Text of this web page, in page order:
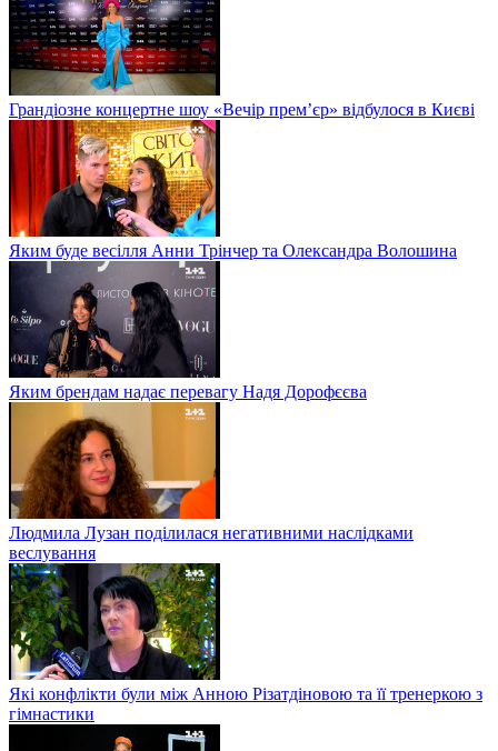
Грандіозне концертне шоу «Вечір прем’єр» відбулося в Києві
Яким буде весілля Анни Трінчер та Олександра Волошина
Яким брендам надає перевагу Надя Дорофєєва
Людмила Лузан поділилася негативними наслідками
веслування
Які конфлікти були між Анною Різатдіновою та її тренеркою з
гімнастики